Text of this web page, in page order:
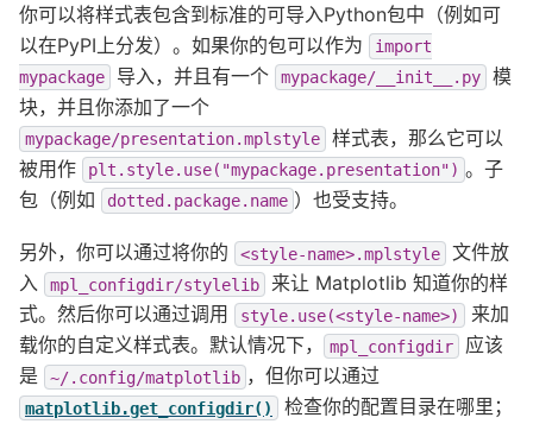
你可以将样式表包含到标准的可导入Python包中（例如可
以在PyPI上分发）。如果你的包可以作为
import
mypackage
导入，并且有一个 mypackage/__init__.py
模
块，并且你添加了一个
mypackage/presentation.mplstyle
样式表，那么它可以
被用作
plt.style.use("mypackage.presentation") 。子
包（例如
dotted.package.name ）也受支持。
另外，你可以通过将你的 <style-name>.mplstyle
文件放
入
mpl_configdir/stylelib
来让 Matplotlib 知道你的样
式。然后你可以通过调用
style.use(<style-name>)
来加
载你的自定义样式表。默认情况下，
mpl_configdir
应该
是
~/.config/matplotlib ，但你可以通过
matplotlib.get_configdir()
检查你的配置目录在哪里；